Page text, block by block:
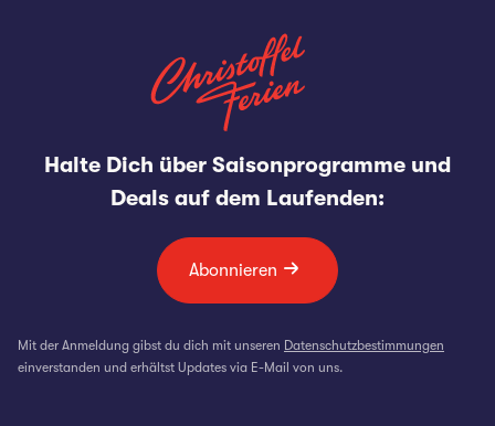
Halte Dich über Saisonprogramme und
Deals auf dem Laufenden:
Abonnieren
Mit der Anmeldung gibst du dich mit unseren Datenschutzbestimmungen
einverstanden und erhältst Updates via E-Mail von uns.